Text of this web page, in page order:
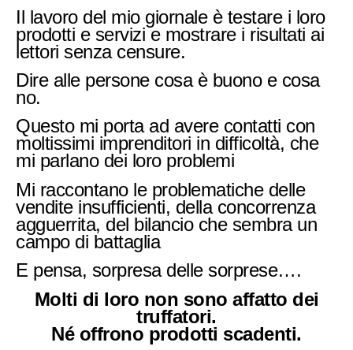
Il lavoro del mio giornale è testare i loro
prodotti e servizi e mostrare i risultati ai
lettori senza censure.
Dire alle persone cosa è buono e cosa
no.
Questo mi porta ad avere contatti con
moltissimi imprenditori in difficoltà, che
mi parlano dei loro problemi
Mi raccontano le problematiche delle
vendite insufficienti, della concorrenza
agguerrita, del bilancio che sembra un
campo di battaglia
E pensa, sorpresa delle sorprese….
Molti di loro non sono affatto dei
truffatori.
Né offrono prodotti scadenti.